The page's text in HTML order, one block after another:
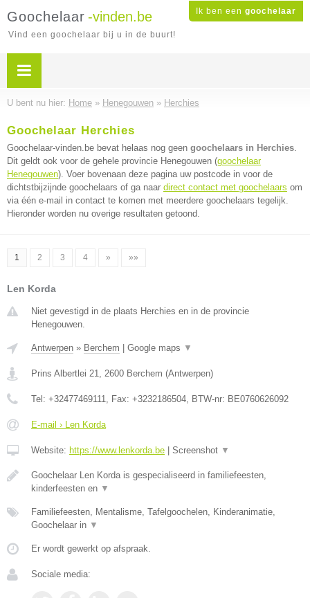
Ik ben een goochelaar
Goochelaar -vinden.be
Vind een goochelaar bij u in de buurt!
U bent nu hier: Home » Henegouwen » Herchies
Goochelaar Herchies
Goochelaar-vinden.be bevat helaas nog geen goochelaars in Herchies.
Dit geldt ook voor de gehele provincie Henegouwen (goochelaar
Henegouwen). Voer bovenaan deze pagina uw postcode in voor de
dichtstbijzijnde goochelaars of ga naar direct contact met goochelaars om
via één e-mail in contact te komen met meerdere goochelaars tegelijk.
Hieronder worden nu overige resultaten getoond.
1 2 3 4 » »»
Len Korda
Niet gevestigd in de plaats Herchies en in de provincie
Henegouwen.
Antwerpen » Berchem Google maps ▼
Prins Albertlei 21, 2600 Berchem (Antwerpen)
Tel: +32477469111, Fax: +3232186504, BTW-nr: BE0760626092
E-mail › Len Korda
Website: https://www.lenkorda.be Screenshot ▼
Goochelaar Len Korda is gespecialiseerd in familiefeesten,
kinderfeesten en ▼
Familiefeesten, Mentalisme, Tafelgoochelen, Kinderanimatie,
Goochelaar in ▼
Er wordt gewerkt op afspraak.
Sociale media: